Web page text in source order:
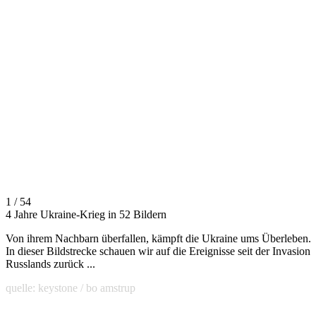
1 / 54
4 Jahre Ukraine-Krieg in 52 Bildern
Von ihrem Nachbarn überfallen, kämpft die Ukraine ums Überleben.
In dieser Bildstrecke schauen wir auf die Ereignisse seit der Invasion
Russlands zurück ...
quelle: keystone / bo amstrup